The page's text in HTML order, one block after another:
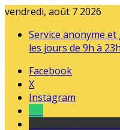
vendredi, août 7 2026
Service anonyme
les jours de 9h à 23h
Facebook
X
Instagram